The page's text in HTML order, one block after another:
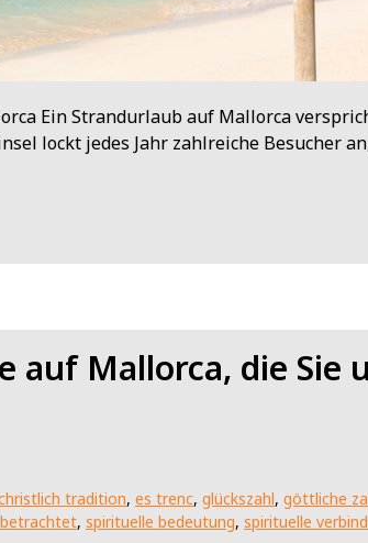
Ein Strandurlaub auf Mallorca
lockt jedes Jahr zahlreiche Besucher
auf Mallorca, die Sie
tradition, es trenc, glückszahl, göttliche
, spirituelle bedeutung, spirituelle